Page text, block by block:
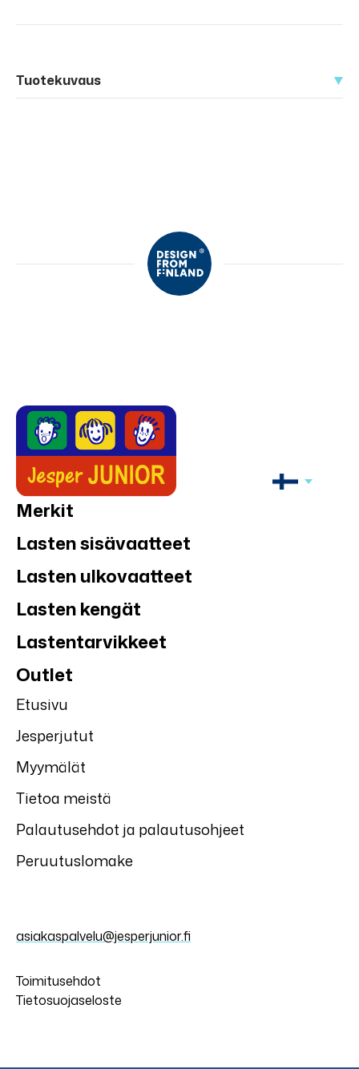
Tuotekuvaus
Merkit
Lasten sisävaatteet
Lasten ulkovaatteet
Lasten kengät
Lastentarvikkeet
Outlet
Etusivu
Jesperjutut
Myymälät
Tietoa meistä
Palautusehdot ja palautusohjeet
Peruutuslomake
asiakaspalvelu@jesperjunior.fi
Toimitusehdot
Tietosuojaseloste